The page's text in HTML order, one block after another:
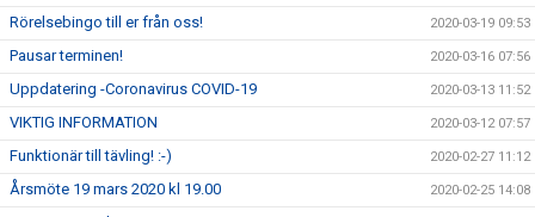
Rörelsebingo till er från oss! 2020-03-19 09:53
Pausar terminen! 2020-03-16 07:56
Uppdatering -Coronavirus COVID-19 2020-03-13 11:52
VIKTIG INFORMATION 2020-03-12 07:57
Funktionär till tävling! :-) 2020-02-27 11:12
Årsmöte 19 mars 2020 kl 19.00 2020-02-25 14:08